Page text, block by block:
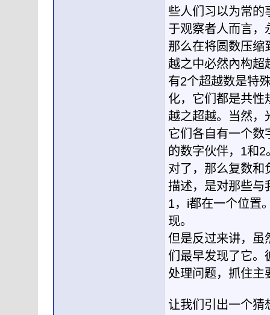
些人们习以为常的
于观察者人而言，
那么在将圆数压缩
越之中必然內构超
有2个超越数是特
化，它们都是共性
越之超越。当然，
它们各自有一个数
的数字伙伴，1和2
对了，那么复数和
描述，是对那些与
1，i都在一个位置
现。
但是反过来讲，虽
们最早发现了它。
处理问题，抓住主
让我们引出一个猜